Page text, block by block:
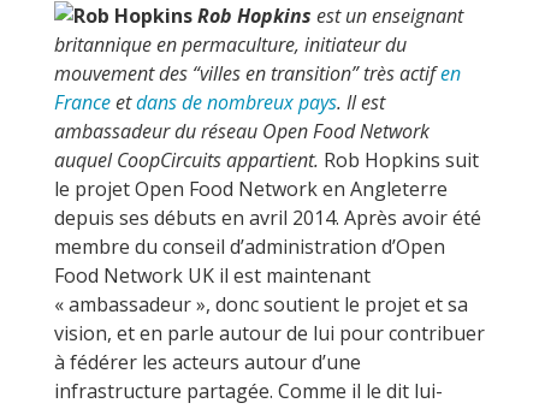
Rob Hopkins est un enseignant
britannique en permaculture, initiateur du
mouvement des “villes en transition” très actifen
Franceetdans de nombreux pays. Il est
ambassadeur du réseau Open Food Network
auquel CoopCircuits appartient. Rob Hopkins suit
le projet Open Food Network en Angleterre
depuis ses débuts en avril 2014. Après avoir été
membre du conseil d’administration d’Open
Food Network UK il est maintenant
« ambassadeur », donc soutient le projet et sa
vision, et en parle autour de lui pour contribuer
à fédérer les acteurs autour d’une
infrastructure partagée. Comme il le dit lui-